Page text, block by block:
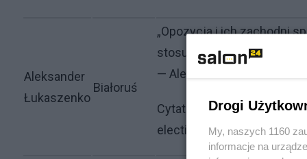
Aleksander
Łukaszenko
Białoruś
„Opozycja i ich zachodni
stosując fałszerstwa i
— Aleksander Łukaszenko,
Cytat: „The Belarusian
election results and
Drogi
My, naszych 1160
informacje na